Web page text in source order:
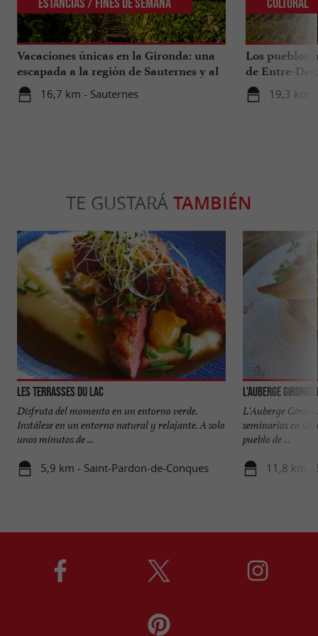
Vacaciones únicas en la Gironda: una
escapada a la región de Sauternes y al
sur de la Gironda
16,7 km - Sauternes
Estancias / Fines de Semana
Los pueblos
de Entre-
19,3 km -
Cultural
TE GUSTARÁ TAMBIÉN
Les Terrasses du Lac
Disfruta del momento en un entorno verde.
Instálese en un entorno natural y relajante. A solo
unos minutos de ...
5,9 km - Saint-Pardon-de-Conques
L'Auberge
L'Auberge
seminarios en
pueblo de ...
11,8 km -